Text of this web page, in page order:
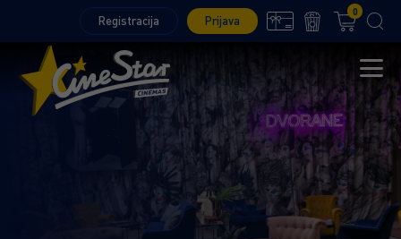
Registracija Prijava
0